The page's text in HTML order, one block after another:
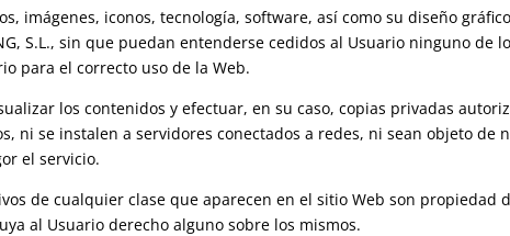
imágenes, iconos, tecnología, software, así como su diseño
S.L., sin que puedan entenderse cedidos al Usuario ninguno de
para el correcto uso de la Web.
los contenidos y efectuar, en su caso, copias privadas
ni se instalen a servidores conectados a redes, ni sean objeto de
el servicio.
de cualquier clase que aparecen en el sitio Web son propiedad
al Usuario derecho alguno sobre los mismos.